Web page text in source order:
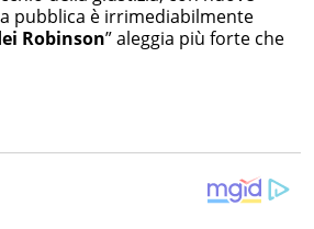
pubblica è irrimediabilmente
Robinson” aleggia più forte che